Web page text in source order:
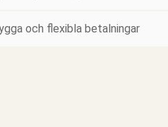
och flexibla betalningar